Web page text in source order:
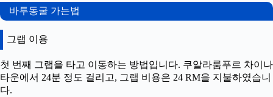
바투동굴 가는법
그랩 이용
첫 번째 그랩을 타고 이동하는 방법입니다. 쿠알라룸푸르 차이나
타운에서 24분 정도 걸리고, 그랩 비용은 24 RM을 지불하였습니
다.